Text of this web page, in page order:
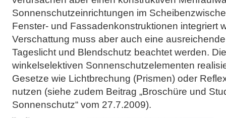
Sonnenschutzeinrichtungen im
Fenster- und Fassadenkonstruktionen integriert
Verschattung muss aber auch eine
Tageslicht und Blendschutz beachtet werden.
winkelselektiven Sonnenschutzelementen
Gesetze wie Lichtbrechung (Prismen) oder
nutzen (siehe zudem Beitrag „Broschüre und
Sonnenschutz“ vom 27.7.2009).